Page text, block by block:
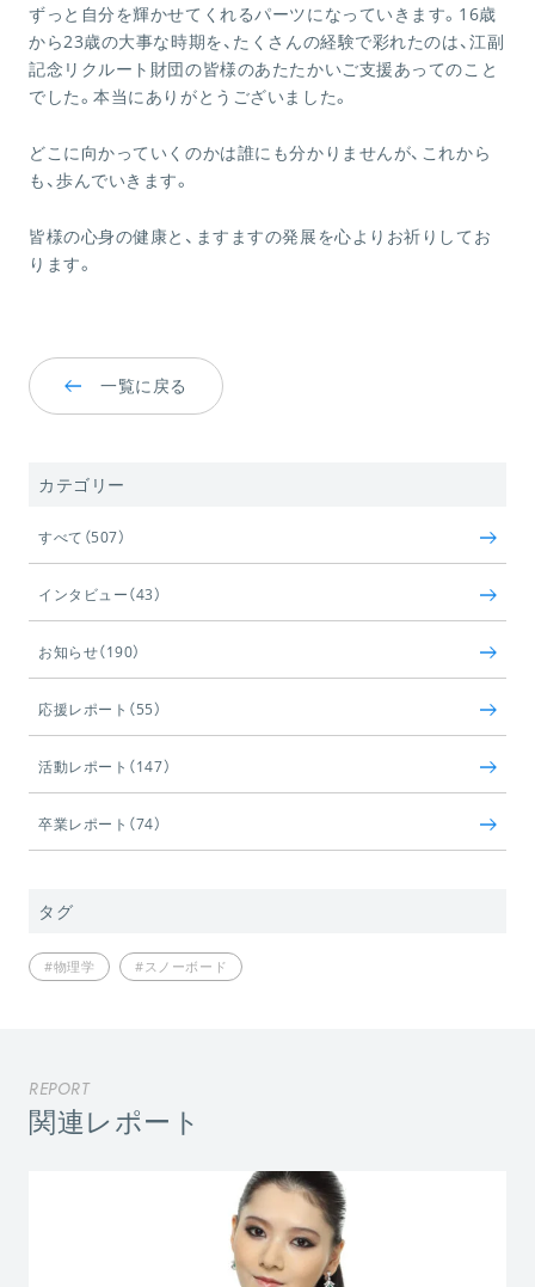
ずっと自分を輝かせてくれるパーツになっていきます。16歳
から23歳の大事な時期を、たくさんの経験で彩れたのは、江副
記念リクルート財団の皆様のあたたかいご支援あってのこと
でした。本当にありがとうございました。
どこに向かっていくのかは誰にも分かりませんが、これから
も、歩んでいきます。
皆様の心身の健康と、ますますの発展を心よりお祈りしてお
ります。
一覧に戻る
カテゴリー
すべて（507）
インタビュー（43）
お知らせ（190）
応援レポート（55）
活動レポート（147）
卒業レポート（74）
タグ
#物理学 #スノーボード
REPORT
関連レポート